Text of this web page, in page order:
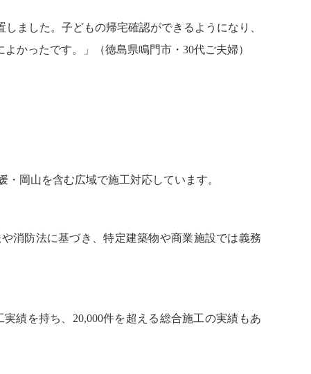
ました。子どもの帰宅確認ができるようになり、
かったです。」（徳島県鳴門市・30代ご夫婦）
岡山を含む広域で施工対応しています。
消防法に基づき、特定建築物や商業施設では義務
績を持ち、20,000件を超える総合施工の実績もあ